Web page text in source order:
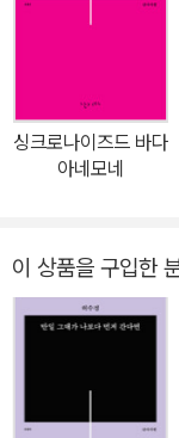
집으로서 시 57편을
하다가 주말에만 그림
표현이다. 시인은 ‘일
다고 한다. ‘일요일의
짓’이었다. 등단 후
간 본업이 되어버렸
평일뿐만 아니라 주
시는 길을 잃지 않고 다시 그를 찾
싱크로나이즈드 바다
아네모네
이 상품을 구입한